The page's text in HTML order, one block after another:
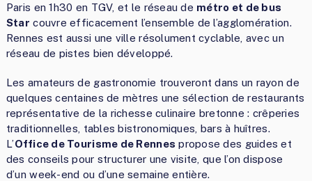
Paris en 1h30 en TGV, et le réseau de métro et de bus
Star couvre efficacement l’ensemble de l’agglomération.
Rennes est aussi une ville résolument cyclable, avec un
réseau de pistes bien développé.
Les amateurs de gastronomie trouveront dans un rayon de
quelques centaines de mètres une sélection de restaurants
représentative de la richesse culinaire bretonne : crêperies
traditionnelles, tables bistronomiques, bars à huîtres.
L’Office de Tourisme de Rennes propose des guides et
des conseils pour structurer une visite, que l’on dispose
d’un week-end ou d’une semaine entière.